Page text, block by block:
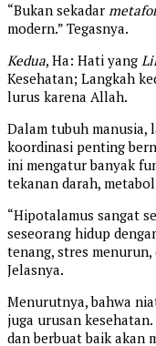
“Bukan sekadar
modern.” Tegasnya.
Kedua, Ha: Hati yang
Kesehatan; Langkah
lurus karena Allah.
Dalam tubuh manusia,
koordinasi penting
ini mengatur banyak
tekanan darah,
“Hipotalamus sangat
seseorang hidup
tenang, stres menurun,
Jelasnya.
Menurutnya, bahwa
juga urusan
dan berbuat baik akan